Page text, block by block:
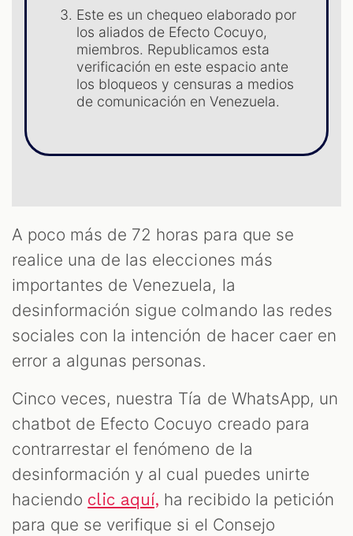
Este es un chequeo elaborado por
los aliados de Efecto Cocuyo,
miembros. Republicamos esta
verificación en este espacio ante
los bloqueos y censuras a medios
de comunicación en Venezuela.
A poco más de 72 horas para que se
realice una de las elecciones más
importantes de Venezuela, la
desinformación sigue colmando las redes
sociales con la intención de hacer caer en
error a algunas personas.
Cinco veces, nuestra Tía de WhatsApp, un
chatbot de Efecto Cocuyo creado para
contrarrestar el fenómeno de la
desinformación y al cual puedes unirte
haciendo clic aquí, ha recibido la petición
para que se verifique si el Consejo